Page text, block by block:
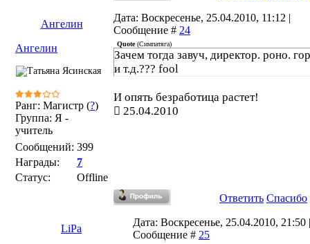
Ангелин
Дата: Воскресенье, 25.04.2010, 11:12 |
Сообщение # 24
Ангелин
Ранг: Магистр (?)
Группа: Я -
учитель
Сообщений: 399
Награды:
7
Статус:
Offline
Quote(Симпатяга)
Зачем тогда завуч, директор. роно.
и т.д.??? fool
И опять безработица растет!
25.04.2010
Ответить Спасибо
LiPa
Дата: Воскресенье, 25.04.2010, 21:50 |
Сообщение # 25